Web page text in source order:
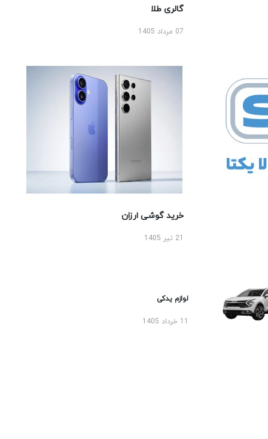
گالری طلا
07 مرداد 1405
خرید گوشی ارزان
لوازم یدکی